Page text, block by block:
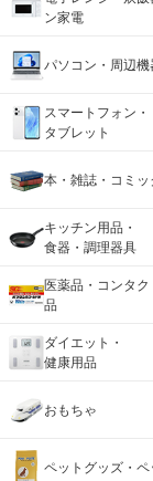
ン家電
パソコン・周辺機
スマートフォン・
タブレット
本・雑誌・コミッ
キッチン用品・
食器・調理器具
医薬品・コンタク
品
ダイエット・
健康用品
おもちゃ
ペットグッズ・ペ